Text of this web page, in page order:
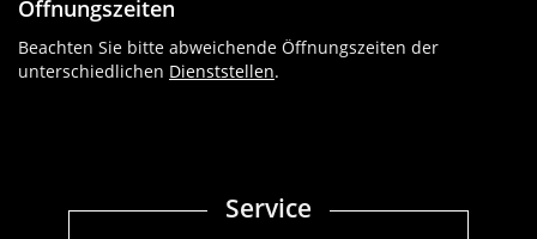
Öffnungszeiten
Beachten Sie bitte abweichende Öffnungszeiten der
unterschiedlichen Dienststellen.
Service